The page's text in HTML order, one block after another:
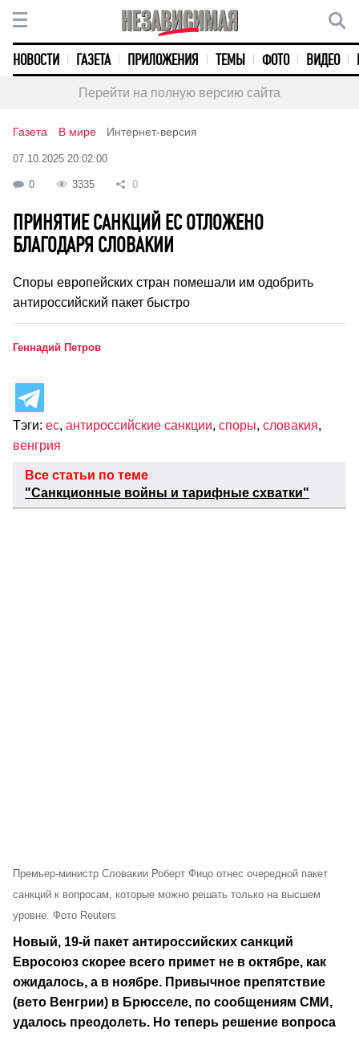
НОВОСТИ ГАЗЕТА ПРИЛОЖЕНИЯ ТЕМЫ ФОТО ВИДЕО
Перейти на полную версию сайта
Газета В мире Интернет-версия
07.10.2025 20:02:00
0 3335 0
ПРИНЯТИЕ САНКЦИЙ ЕС ОТЛОЖЕНО
БЛАГОДАРЯ СЛОВАКИИ
Споры европейских стран помешали им одобрить
антироссийский пакет быстро
Геннадий Петров
Тэги: ес, антироссийские санкции, споры, словакия,
венгрия
Все статьи по теме
"Санкционные войны и тарифные схватки"
Премьер-министр Словакии Роберт Фицо отнес очередной пакет
санкций к вопросам, которые можно решать только на высшем
уровне. Фото Reuters
Новый, 19-й пакет антироссийских санкций
Евросоюз скорее всего примет не в октябре, как
ожидалось, а в ноябре. Привычное препятствие
(вето Венгрии) в Брюсселе, по сообщениям СМИ,
удалось преодолеть. Но теперь решение вопроса